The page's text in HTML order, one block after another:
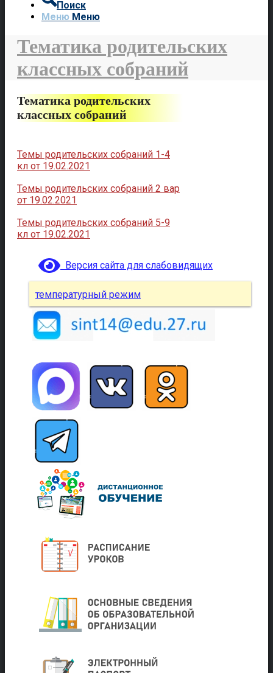
Поиск
Меню Меню
Тематика родительских
классных собраний
Тематика родительских
классных собраний
Темы родительских собраний 1-4
кл от 19.02.2021
Темы родительских собраний 2 вар
от 19.02.2021
Темы родительских собраний 5-9
кл от 19.02.2021
Версия сайта для слабовидящих
температурный режим